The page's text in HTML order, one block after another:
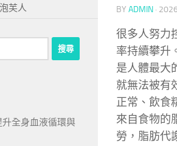
BY ADMIN ·
很多人努力
率持續攀升
是人體最大
就無法被有
正常、飲食
來自食物的
勞，脂肪代
芙人
全身血液循環與